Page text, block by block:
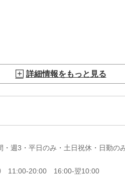
詳細情報をもっと見る
週3・平日のみ・土日祝休・日勤の
11:00-20:00 16:00-翌10:00